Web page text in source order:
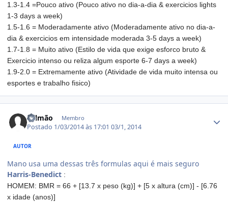
1.3-1.4 =Pouco ativo (Pouco ativo no dia-a-dia & exercicios lights
1-3 days a week)
1.5-1.6 = Moderadamente ativo (Moderadamente ativo no dia-a-
dia & exercicios em intensidade moderada 3-5 days a week)
1.7-1.8 = Muito ativo (Estilo de vida que exige esforco bruto &
Exercicio intenso ou reliza algum esporte 6-7 days a week)
1.9-2.0 = Extremamente ativo (Atividade de vida muito intensa ou
esportes e trabalho fisico)
Salmão Membro
Postado 1/03/2014 às 17:0103/1, 2014
AUTOR
Mano usa uma dessas três formulas aqui é mais seguro
Harris-Benedict :
HOMEM: BMR = 66 + [13.7 x peso (kg)] + [5 x altura (cm)] - [6.76
x idade (anos)]